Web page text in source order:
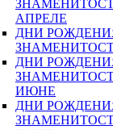
АПРЕЛЕ
ДНИ
ДНИ
ИЮНЕ
ДНИ